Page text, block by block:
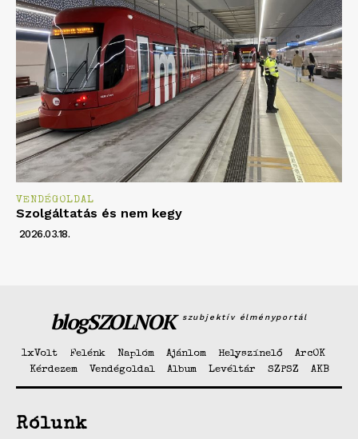
VENDÉGOLDAL
Szolgáltatás és nem kegy
2026.03.18.
blogSZOLNOK szubjektív élményportál
1xVolt Felénk Naplóm Ajánlom Helyszínelő
ArcOK
Kérdezem
Vendégoldal Album Levéltár SZPSZ AKB
Rólunk